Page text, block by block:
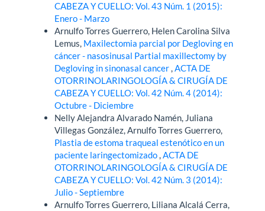
CABEZA Y CUELLO: Vol. 43 Núm. 1 (2015):
Enero - Marzo
Arnulfo Torres Guerrero, Helen Carolina Silva
Lemus, Maxilectomia parcial por Degloving en
cáncer - nasosinusal Partial maxillectomy by
Degloving in sinonasal cancer,ACTA DE
OTORRINOLARINGOLOGÍA & CIRUGÍA DE
CABEZA Y CUELLO: Vol. 42 Núm. 4 (2014):
Octubre - Diciembre
Nelly Alejandra Alvarado Namén, Juliana
Villegas González, Arnulfo Torres Guerrero,
Plastia de estoma traqueal estenótico en un
paciente laringectomizado,ACTA DE
OTORRINOLARINGOLOGÍA & CIRUGÍA DE
CABEZA Y CUELLO: Vol. 42 Núm. 3 (2014):
Julio - Septiembre
Arnulfo Torres Guerrero, Liliana Alcalá Cerra,